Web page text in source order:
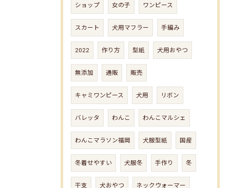
ショップ 女の子 ワンピース
スカート 犬用マフラー 手編み
2022 作り方 型紙 犬用おやつ
無添加 通販 販売
キャミワンピース 犬用 リボン
バレッタ わんこ わんこマルシェ
わんこマラソン福岡 犬服型紙 国産
冬着せやすい 犬服冬 手作り 冬
干支 犬おやつ ネックウォーマー